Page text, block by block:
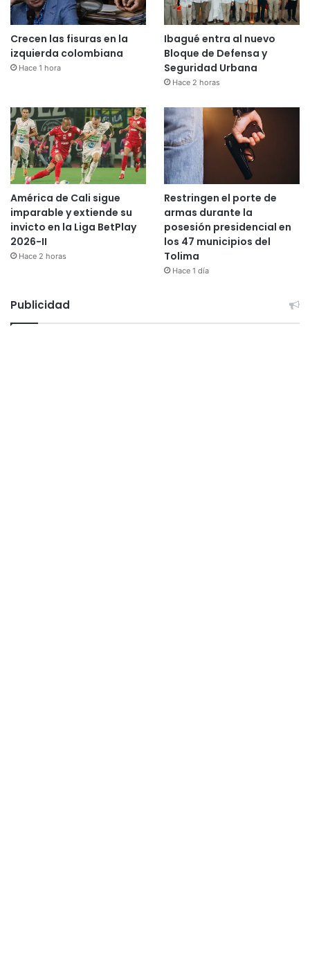
Crecen las fisuras en la
izquierda colombiana
Hace 1 hora
Ibagué entra al nuevo
Bloque de Defensa y
Seguridad Urbana
Hace 2 horas
América de Cali sigue
imparable y extiende su
invicto en la Liga BetPlay
2026-II
Hace 2 horas
Restringen el porte de
armas durante la
posesión presidencial en
los 47 municipios del
Tolima
Hace 1 día
Publicidad